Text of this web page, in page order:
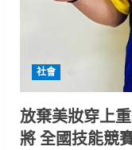
社會
放棄美妝穿上
將 全國技能競